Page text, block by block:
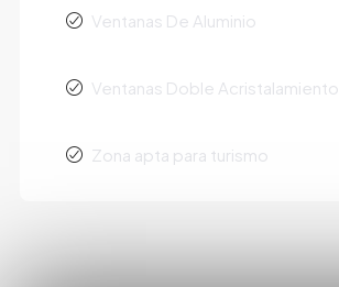
Ventanas De Aluminio
Ventanas Doble Acristalamiento
Zona apta para turismo